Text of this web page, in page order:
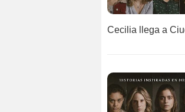
Cecilia llega a